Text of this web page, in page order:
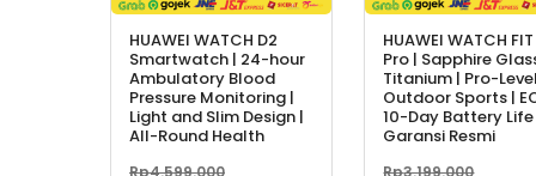
HUAWEI WATCH D2
Smartwatch | 24-hour
Ambulatory Blood
Pressure Monitoring |
Light and Slim Design |
All-Round Health
Rp4.599.000
HUAWEI WATCH
Pro | Sapphire
Titanium | Pro-Level
Outdoor Sports |
10-Day Battery Life
Garansi Resmi
Rp3.199.000